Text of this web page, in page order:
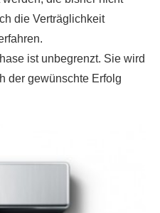
die Verträglichkeit
ist unbegrenzt. Sie wird
der gewünschte Erfolg